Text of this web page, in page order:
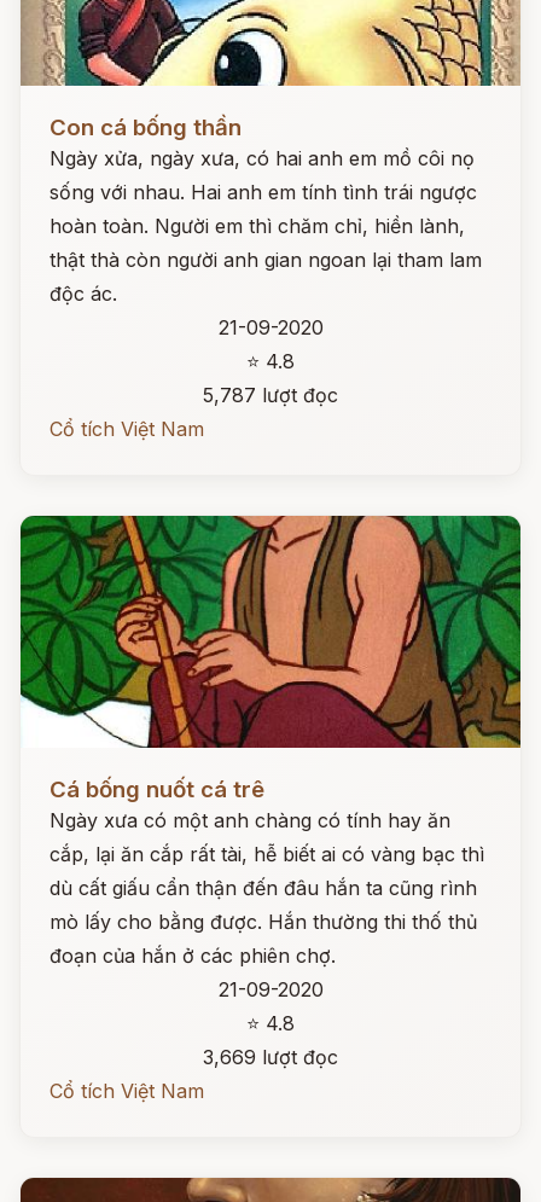
Con cá bống thần
Ngày xửa, ngày xưa, có hai anh em mồ côi nọ
sống với nhau. Hai anh em tính tình trái ngược
hoàn toàn. Người em thì chăm chỉ, hiền lành,
thật thà còn người anh gian ngoan lại tham lam
độc ác.
21-09-2020
⭐ 4.8
5,787 lượt đọc
Cổ tích Việt Nam
Đọc ngay
Cá bống nuốt cá trê
Ngày xưa có một anh chàng có tính hay ăn
cắp, lại ăn cắp rất tài, hễ biết ai có vàng bạc thì
dù cất giấu cẩn thận đến đâu hắn ta cũng rình
mò lấy cho bằng được. Hắn thường thi thố thủ
đoạn của hắn ở các phiên chợ.
21-09-2020
⭐ 4.8
3,669 lượt đọc
Cổ tích Việt Nam